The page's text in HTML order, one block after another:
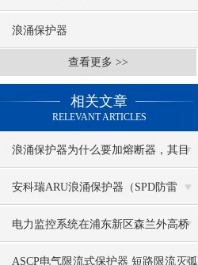
浪涌保护器
查看更多 >>
相关文章
RELEVANT ARTICLES
浪涌保护器为什么要加熔断器，其目
的是什么
安科瑞ARU浪涌保护器（SPD防雷
器）产品选型
电力监控系统在浦东新区森兰外高桥
D4-5地块项目中的应用
ASCP电气限流式保护器 短路限流灭弧